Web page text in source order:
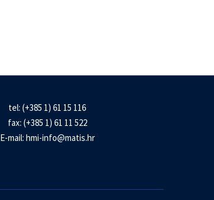
tel: (+385 1) 61 15 116
fax: (+385 1) 61 11 522
E-mail: hmi-info@matis.hr